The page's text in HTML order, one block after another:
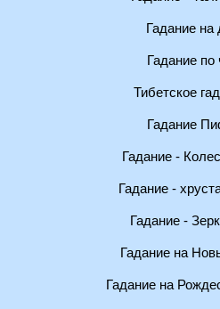
Гадание на
Гадание по
Тибетское
Гадание
Гадание -
Гадание -
Гадание -
Гадание на
Гадание на